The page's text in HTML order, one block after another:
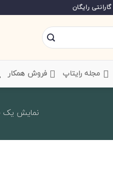
‌ مجله رایتاپ فروش همکار
نمایش یک